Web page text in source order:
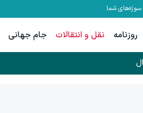
سوژه‌های شما
روزنامه نقل و انتقالات جام جهانی